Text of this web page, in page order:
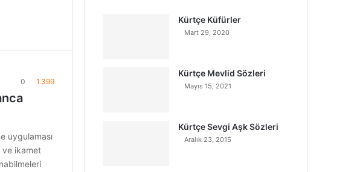
0 1.399
uygulaması
ve ikamet
Kürtçe Küfürler
Mart 29, 2020
Kürtçe Mevlid Sözleri
Mayıs 15, 2021
Kürtçe Sevgi Aşk Sözleri
Aralık 23, 2015